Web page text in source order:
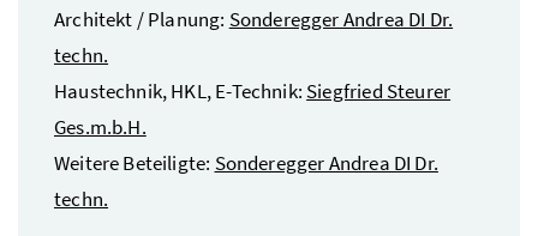
Architekt / Planung: Sonderegger Andrea DI Dr.
techn.
Haustechnik, HKL, E-Technik: Siegfried Steurer
Ges.m.b.H.
Weitere Beteiligte: Sonderegger Andrea DI Dr.
techn.